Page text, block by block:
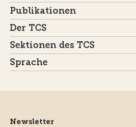
Publikationen
Der TCS
Sektionen des TCS
Sprache
Newsletter